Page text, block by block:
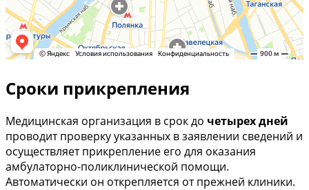
Сроки прикрепления
Медицинская организация в срок до четырех дней
проводит проверку указанных в заявлении сведений и
осуществляет прикрепление его для оказания
амбулаторно-поликлинической помощи.
Автоматически он открепляется от прежней клиники.